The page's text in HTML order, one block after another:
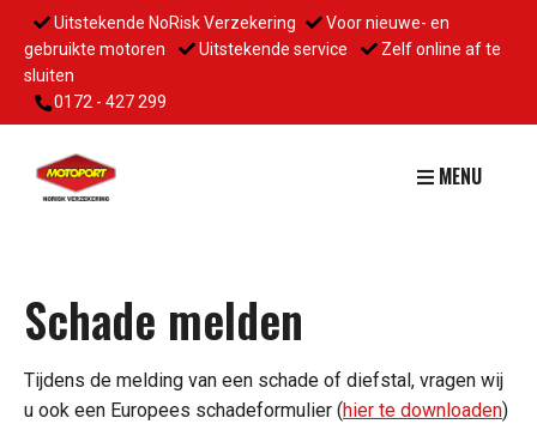
Uitstekende NoRisk Verzekering
Voor nieuwe- en
gebruikte motoren
Uitstekende service
Zelf online af te
sluiten
0172 - 427 299
MENU
Schade melden
Tijdens de melding van een schade of diefstal, vragen wij
u ook een Europees schadeformulier (hier te downloaden)